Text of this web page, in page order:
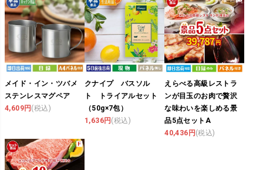
メイド・イン・ツバメ
ステンレスマグペア
4,609円 (税込)
クナイプ バスソル
ト トライアルセット
（50g×7包）
1,636円 (税込)
えらべる高級レストラ
ンが目玉のお肉で贅沢
な味わいを楽しめる景
品5点セットA
40,436円 (税込)